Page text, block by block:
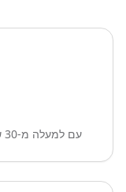
עם למעלה מ-30 שנות ניסיון מצטבר ב-IT ובאבטחת מידע